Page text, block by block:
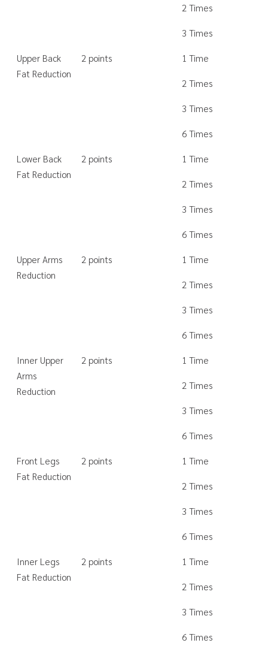
2 Times
3 Times
Upper Back
Fat Reduction
2 points 1 Time
2 Times
3 Times
6 Times
Lower Back
Fat Reduction
2 points 1 Time
2 Times
3 Times
6 Times
Upper Arms
Reduction
2 points 1 Time
2 Times
3 Times
6 Times
Inner Upper
Arms
Reduction
2 points 1 Time
2 Times
3 Times
6 Times
Front Legs
Fat Reduction
2 points 1 Time
2 Times
3 Times
6 Times
Inner Legs
Fat Reduction
2 points 1 Time
2 Times
3 Times
6 Times